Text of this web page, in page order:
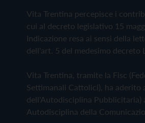
Vita Trentina percepisce i
cui al decreto legislativo 15
Indicazione resa ai sensi della
dell'art. 5 del medesimo decreto
Vita Trentina, tramite la Fisc
Settimanali Cattolici), ha aderito
dell'Autodisciplina Pubblicitaria)
Autodisciplina della